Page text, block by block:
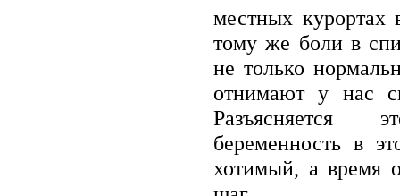
местных
тому же боли в
не только
отнимают у нас
Разъясняется
беременность в
хотимый, а время